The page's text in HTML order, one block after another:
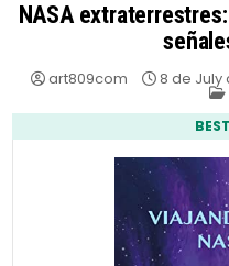
NASA
art809com 8 de July